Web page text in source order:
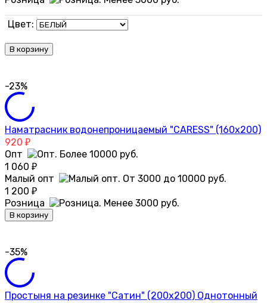
Цвет:
В корзину
-23%
Наматрасник водонепроницаемый "CARESS" (160x200)
920 ₽
Опт
1 060 ₽
Малый опт
1 200 ₽
Розница
В корзину
-35%
Простыня на резинке "Сатин" (200х200) Однотонный